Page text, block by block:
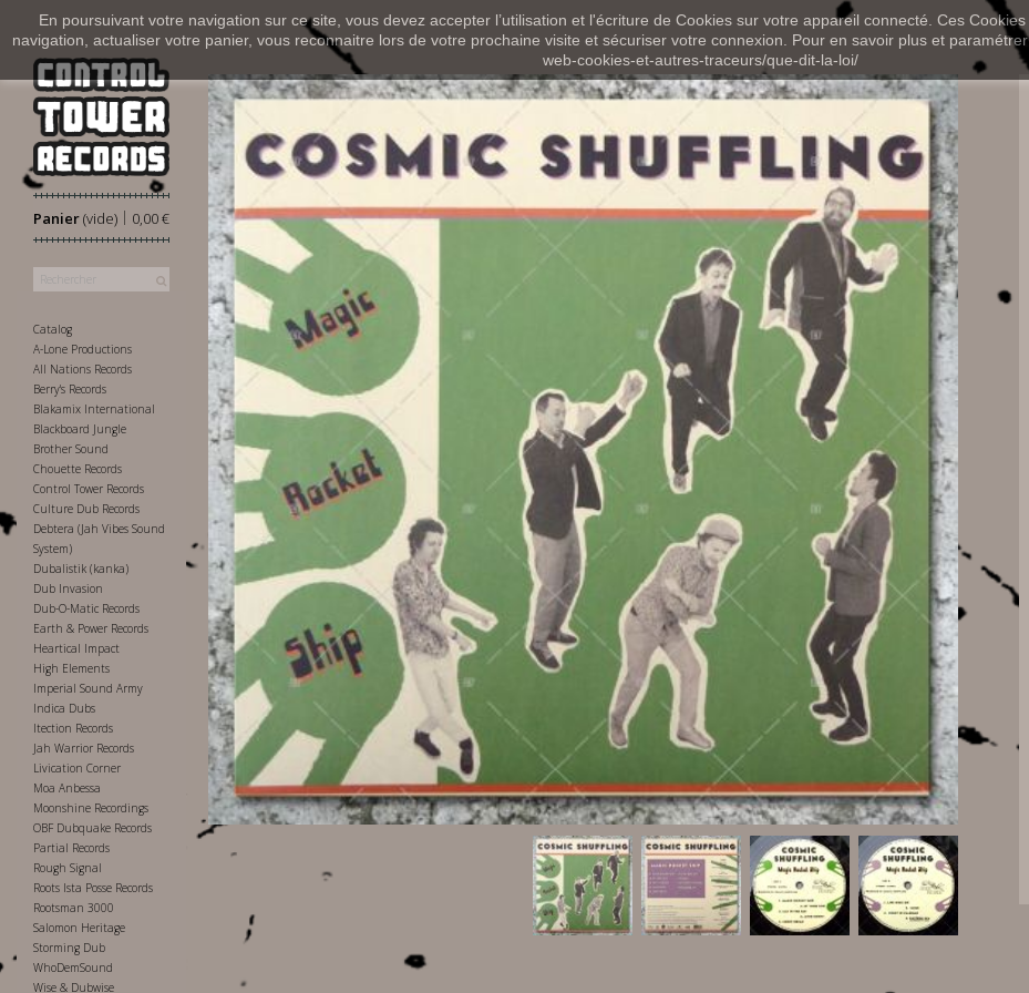
En poursuivant votre navigation sur ce site, vous devez accepter l’utilisation et l'écriture de Cookies sur votre appareil connecté. Ces
navigation, actualiser votre panier, vous reconnaitre lors de votre prochaine visite et sécuriser votre connexion. Pour en savoir plus et
web-cookies-et-autres-traceurs/que-dit-la-loi/
Panier 0,00 €
|
(vide)
Catalog
A-Lone Productions
All Nations Records
Berry's Records
Blakamix International
Blackboard Jungle
Brother Sound
Chouette Records
Control Tower Records
Culture Dub Records
Debtera (Jah Vibes Sound
System)
Dubalistik (kanka)
Dub Invasion
Dub-O-Matic Records
Earth & Power Records
Heartical Impact
High Elements
Imperial Sound Army
Indica Dubs
Itection Records
Jah Warrior Records
Livication Corner
Moa Anbessa
Moonshine Recordings
OBF Dubquake Records
Partial Records
Rough Signal
Roots Ista Posse Records
Rootsman 3000
Salomon Heritage
Storming Dub
WhoDemSound
Wise & Dubwise